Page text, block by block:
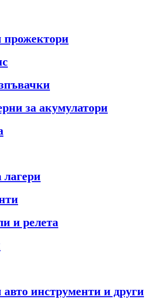
прожектори
за акумулатори
лагери
и релета
инструменти и други